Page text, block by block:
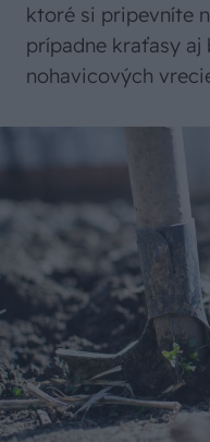
ktoré si pripevníte
prípadne kraťasy aj
nohavicových